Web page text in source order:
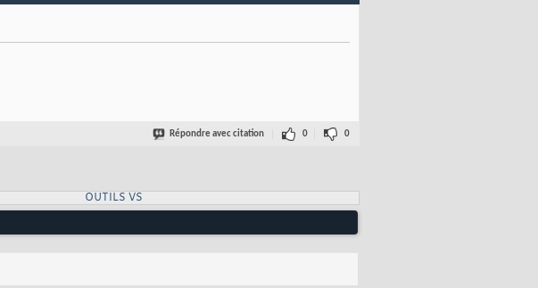
Répondre avec citation 0 0
OUTILS VS